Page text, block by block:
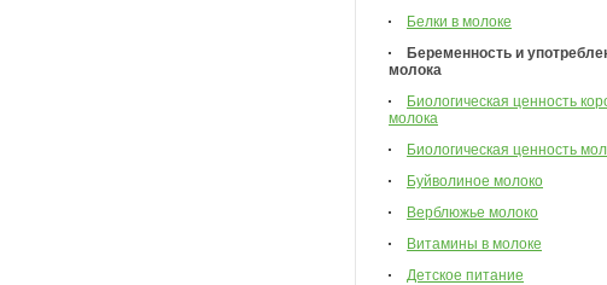
Белки в молоке
Беременность и
молока
Биологическая ценность
молока
Биологическая ценность
Буйволиное молоко
Верблюжье молоко
Витамины в молоке
Детское питание